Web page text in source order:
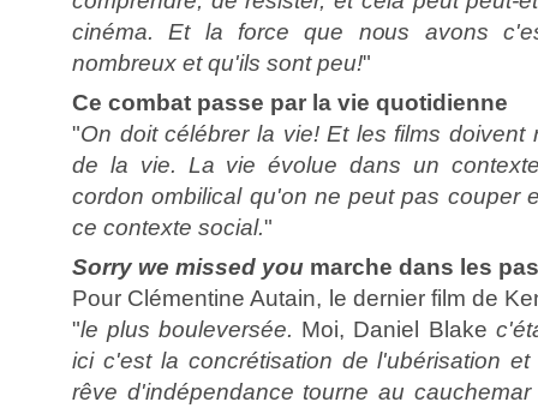
cinéma. Et la force que nous avons
nombreux et qu'ils sont peu!"
Ce combat passe par la vie quotidienne
"On doit célébrer la vie! Et les films doivent
de la vie. La vie évolue dans un
cordon ombilical qu'on ne peut pas couper
ce contexte social."
Sorry we missed you marche dans les
Pour Clémentine Autain, le dernier film de
"le plus bouleversée. Moi, Daniel Blake
ici c'est la concrétisation de l'ubérisation
rêve d'indépendance tourne au